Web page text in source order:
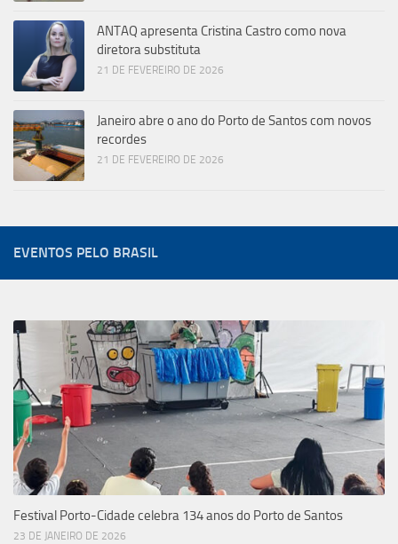
ANTAQ apresenta Cristina Castro como nova
diretora substituta
21 DE FEVEREIRO DE 2026
Janeiro abre o ano do Porto de Santos com novos
recordes
21 DE FEVEREIRO DE 2026
EVENTOS PELO BRASIL
Festival Porto-Cidade celebra 134 anos do Porto de Santos
23 DE JANEIRO DE 2026